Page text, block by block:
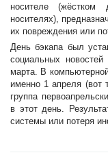
носителе (жёстком
носителях),
их повреждения или
День бэкапа был
социальных
марта. В
именно 1 апреля (вот
группа
в этот день.
системы или потеря